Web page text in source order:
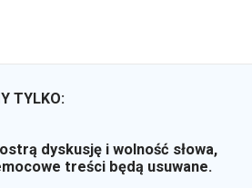
TYLKO:
dyskusję i wolność słowa,
treści będą usuwane.